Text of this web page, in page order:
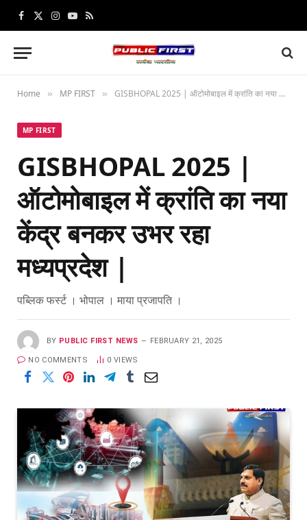
Facebook
X
Instagram
YouTube
RSS
Home » MP FIRST » GISBHOPAL 2025 | ऑटोमोबाइल में क्रांति का नया केंद्र बनकर उभर रहा मध्यप्रदेश |
MP FIRST
GISBHOPAL 2025 |
ऑटोमोबाइल में क्रांति का नया
केंद्र बनकर उभर रहा
मध्यप्रदेश |
पब्लिक फर्स्ट । भोपाल । माया प्रजापति ।
BY PUBLIC FIRST NEWS FEBRUARY 21, 2025
NO COMMENTS 0 VIEWS